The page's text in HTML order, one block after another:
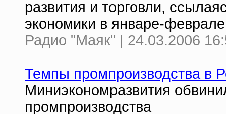
развития и торговли,
экономики в январе-
Радио "Маяк" | 24.03.2006
Темпы промпроизводства в
Миниэкономразвития
промпроизводства